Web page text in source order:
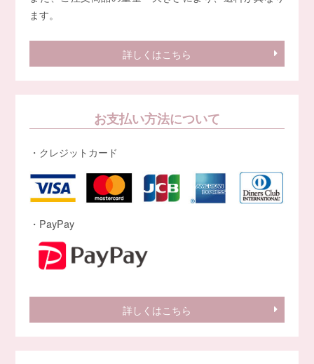
ます。
詳しくはこちら
お支払い方法について
・クレジットカード
・PayPay
詳しくはこちら